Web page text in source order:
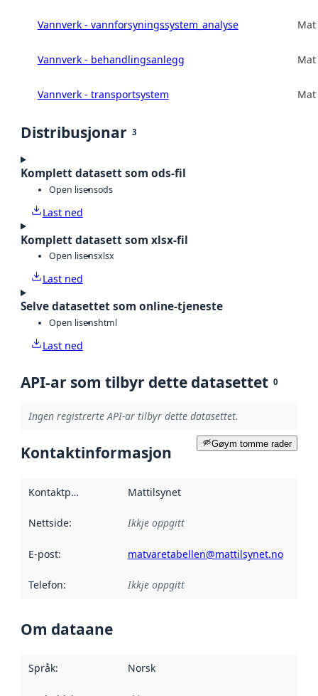
Vannverk - vannforsyningssystem_analyse
Vannverk - behandlingsanlegg
Vannverk - transportsystem
Distribusjonar 3
Komplett datasett som ods-fil
Open lisensods
Last ned
Komplett datasett som xlsx-fil
Open lisensxlsx
Last ned
Selve datasettet som online-tjeneste
Open lisenshtml
Last ned
API-ar som tilbyr dette datasettet 0
Ingen registrerte API-ar tilbyr dette datasettet.
Gøym tomme rader
Kontaktinformasjon
Kontaktpunkt Mattilsynet
Nettside: Ikkje oppgitt
E-post: matvaretabellen@mattilsynet.no
Telefon: Ikkje oppgitt
Om dataane
Språk: Norsk